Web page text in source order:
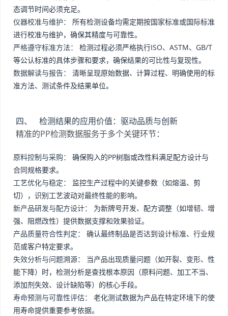
态调节时间必须充足。
仪器校准与维护：
所有检测设备均需定期按国家标准或国际标准
进行校准与维护，确保其精度与可靠性。
严格遵守标准方法：
检测过程必须严格执行ISO、ASTM、GB/T
等公认标准的具体步骤和要求，确保结果的可比性与复现性。
数据解读与报告：
清晰呈现原始数据、计算过程、明确使用的标
准方法、测试条件及结果单位。
四、 检测结果的应用价值：驱动品质与创新
精准的PP检测数据服务于多个关键环节：
原料控制与采购：
确保购入的PP树脂或改性料满足配方设计与
合同规格要求。
工艺优化与稳定：
监控生产过程中的关键参数（如熔温、剪
切），识别工艺波动对最终性能的影响。
新产品研发与配方设计：
为新牌号开发、配方调整（如增韧、增
强、阻燃改性）提供数据支撑和效果验证。
产品质量符合性判定：
确认最终制品是否达到设计标准、行业规
范或客户特定要求。
失效分析与问题溯源：
当产品出现质量问题（如开裂、变形、性
能下降）时，检测分析是查找根本原因（原料问题、加工不当、
添加剂失效、设计缺陷等）的核心手段。
寿命预测与可靠性评估：
老化测试数据为产品在特定环境下的使
用寿命提供重要参考依据。